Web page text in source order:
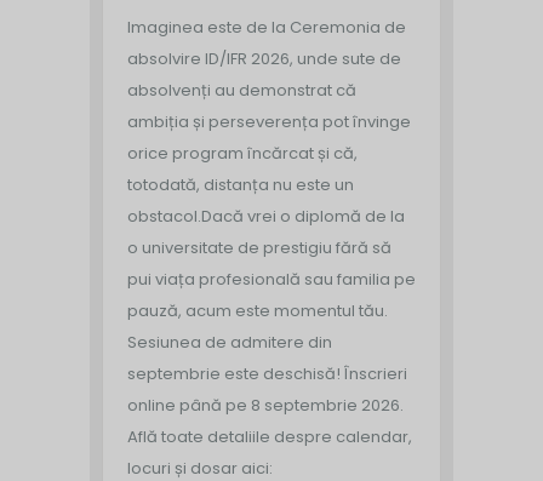
Imaginea este de la Ceremonia de
absolvire ID/IFR 2026, unde sute de
absolvenți au demonstrat că
ambiția și perseverența pot învinge
orice program încărcat și că,
totodată, distanța nu este un
obstacol.Dacă vrei o diplomă de la
o universitate de prestigiu fără să
pui viața profesională sau familia pe
pauză, acum este momentul tău.
Sesiunea de admitere din
septembrie este deschisă! Înscrieri
online până pe 8 septembrie 2026.
Află toate detaliile despre calendar,
locuri și dosar aici: